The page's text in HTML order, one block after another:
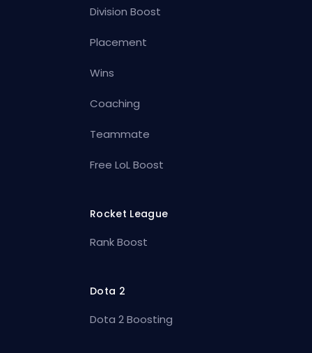
Division Boost
Placement
Wins
Coaching
Teammate
Free LoL Boost
Rocket League
Rank Boost
Dota 2
Dota 2 Boosting